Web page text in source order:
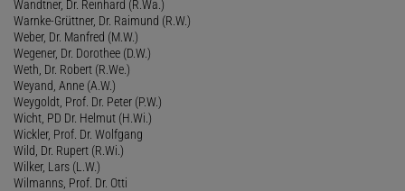
Wandtner, Dr. Reinhard (R.Wa.)
Warnke-Grüttner, Dr. Raimund (R.W.)
Weber, Dr. Manfred (M.W.)
Wegener, Dr. Dorothee (D.W.)
Weth, Dr. Robert (R.We.)
Weyand, Anne (A.W.)
Weygoldt, Prof. Dr. Peter (P.W.)
Wicht, PD Dr. Helmut (H.Wi.)
Wickler, Prof. Dr. Wolfgang
Wild, Dr. Rupert (R.Wi.)
Wilker, Lars (L.W.)
Wilmanns, Prof. Dr. Otti